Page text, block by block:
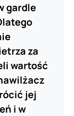
gardle
za
wartość
jej
i w